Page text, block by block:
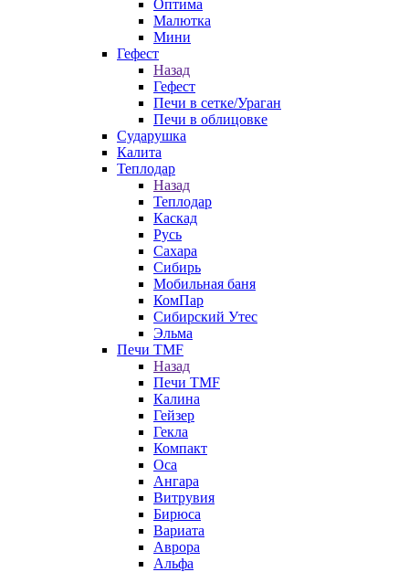
Оптима
Малютка
Мини
Гефест
Назад
Гефест
Печи в сетке/Ураган
Печи в облицовке
Сударушка
Калита
Теплодар
Назад
Теплодар
Каскад
Русь
Сахара
Сибирь
Мобильная баня
КомПар
Сибирский Утес
Эльма
Печи TMF
Назад
Печи TMF
Калина
Гейзер
Гекла
Компакт
Оса
Ангара
Витрувия
Бирюса
Вариата
Аврора
Альфа